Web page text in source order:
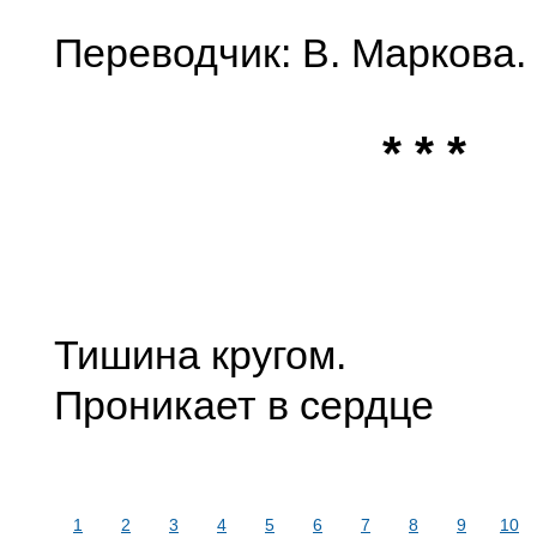
Переводчик: В. Маркова.
* * *
Тишина кругом.
Проникает в сердце
1 2 3 4 5 6 7 8 9
10